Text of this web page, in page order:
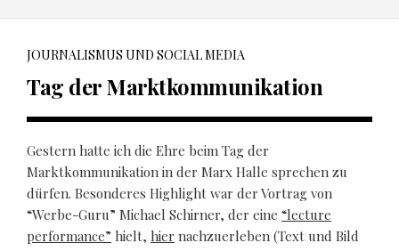
JOURNALISMUS UND SOCIAL MEDIA
Tag der Marktkommunikation
Gestern hatte ich die Ehre beim Tag der
Marktkommunikation in der Marx Halle sprechen zu
dürfen. Besonderes Highlight war der Vortrag von
“Werbe-Guru” Michael Schirner, der eine “lecture
performance” hielt, hier nachzuerleben (Text und Bild